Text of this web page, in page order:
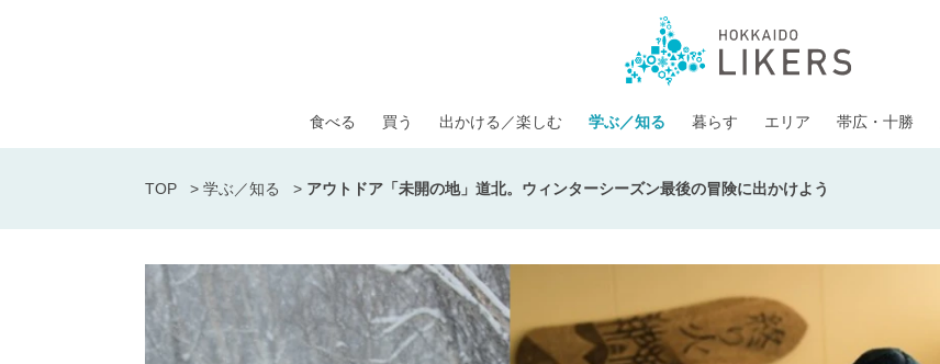
食べる 買う 出かける／楽しむ 学ぶ／知る 暮らす エリア 帯広・十勝
TOP > 学ぶ／知る > アウトドア「未開の地」道北。ウィンターシーズン最後の冒険に出かけよう